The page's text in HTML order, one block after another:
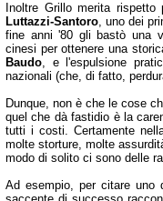
Inoltre Grillo merita
Luttazzi-Santoro, uno dei
fine anni '80 gli bastò una
cinesi per ottenere una
Baudo, e l'espulsione
nazionali (che, di fatto,
Dunque, non è che le cose
quel che dà fastidio è la
tutti i costi. Certamente
molte storture, molte
modo di solito ci sono delle
Ad esempio, per citare